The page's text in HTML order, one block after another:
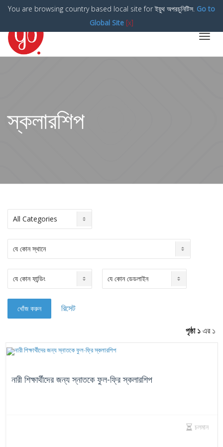
স্কলারশিপ
রিসেট
পৃষ্ঠা ১এর ১
নারী শিক্ষার্থীদের জন্য স্নাতকে ফুল-ফ্রি স্কলারশিপ
চলমান
You are browsing country based local site for ইয়ুথ অপরচুনিটিস. Go to
Global Site [x]